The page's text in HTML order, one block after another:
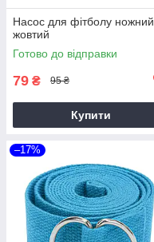
Насос для фітболу ножний
жовтий
Готово до відправки
79 ₴ 95 ₴
Купити
–17%